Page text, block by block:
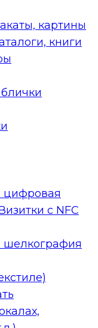
картины
книги
цифровая
с NFC
шелкография